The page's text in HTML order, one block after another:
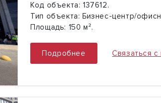
Код объекта: 137612.
Тип объекта: Бизнес-центр/
Площадь: 150 м².
Подробнее Связаться с